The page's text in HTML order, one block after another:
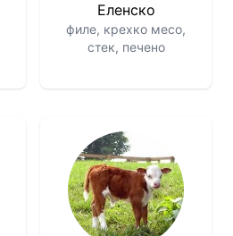
Еленско
филе, крехко месо,
стек, печено